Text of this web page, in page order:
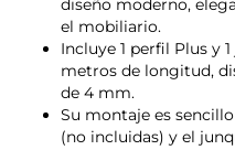
diseño moderno,
el mobiliario.
Incluye 1 perfil Plus y
metros de longitud,
de 4 mm.
Su montaje es
(no incluidas) y el